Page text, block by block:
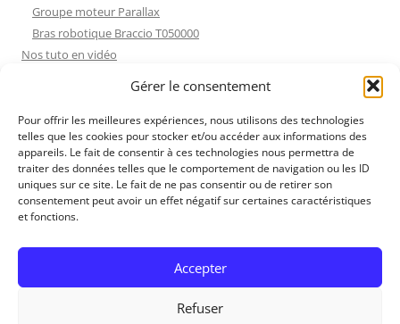
Gérer le consentement
Pour offrir les meilleures expériences, nous utilisons des technologies
telles que les cookies pour stocker et/ou accéder aux informations des
appareils. Le fait de consentir à ces technologies nous permettra de
traiter des données telles que le comportement de navigation ou les ID
uniques sur ce site. Le fait de ne pas consentir ou de retirer son
consentement peut avoir un effet négatif sur certaines caractéristiques
et fonctions.
Accepter
Refuser
Groupe moteur Parallax
Bras robotique Braccio T050000
Nos tuto en vidéo
Les Moteurs Pas à Pas
Projets Processing
Amélioration de l’habitat
Tir sportif
Fichiers dessin
Fichiers dessin
Contact et mentions légales